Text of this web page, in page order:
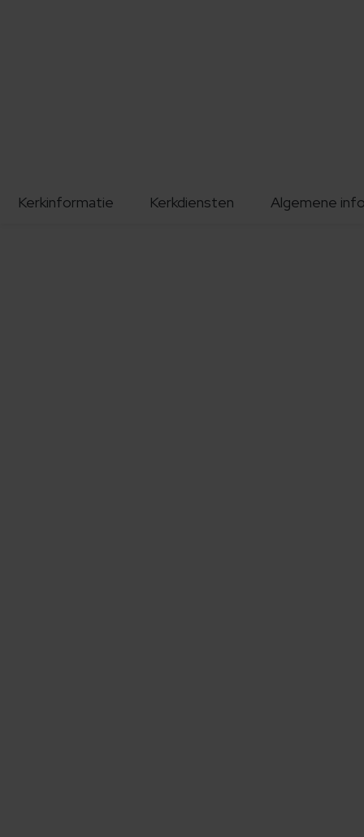
Kerkinformatie Kerkdiensten Algemene